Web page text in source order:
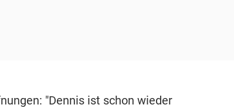
"Dennis ist schon wieder